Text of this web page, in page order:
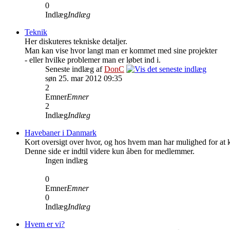
0
IndlægIndlæg
Teknik
Her diskuteres tekniske detaljer.
Man kan vise hvor langt man er kommet med sine projekter
- eller hvilke problemer man er løbet ind i.
Seneste indlæg afDonC
søn 25. mar 2012 09:35
2
EmnerEmner
2
IndlægIndlæg
Havebaner i Danmark
Kort oversigt over hvor, og hos hvem man har mulighed for at
Denne side er indtil videre kun åben for medlemmer.
Ingen indlæg
0
EmnerEmner
0
IndlægIndlæg
Hvem er vi?